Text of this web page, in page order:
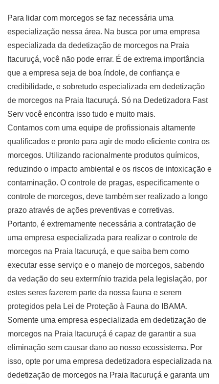
Para lidar com morcegos se faz necessária uma
especialização nessa área. Na busca por uma empresa
especializada da dedetização de morcegos na Praia
Itacuruçá, você não pode errar. É de extrema importância
que a empresa seja de boa índole, de confiança e
credibilidade, e sobretudo especializada em dedetização
de morcegos na Praia Itacuruçá. Só na Dedetizadora Fast
Serv você encontra isso tudo e muito mais.
Contamos com uma equipe de profissionais altamente
qualificados e pronto para agir de modo eficiente contra os
morcegos. Utilizando racionalmente produtos químicos,
reduzindo o impacto ambiental e os riscos de intoxicação e
contaminação. O controle de pragas, especificamente o
controle de morcegos, deve também ser realizado a longo
prazo através de ações preventivas e corretivas.
Portanto, é extremamente necessária a contratação de
uma empresa especializada para realizar o controle de
morcegos na Praia Itacuruçá, e que saiba bem como
executar esse serviço e o manejo de morcegos, sabendo
da vedação do seu extermínio trazida pela legislação, por
estes seres fazerem parte da nossa fauna e serem
protegidos pela Lei de Proteção à Fauna do IBAMA.
Somente uma empresa especializada em dedetização de
morcegos na Praia Itacuruçá é capaz de garantir a sua
eliminação sem causar dano ao nosso ecossistema. Por
isso, opte por uma empresa dedetizadora especializada na
dedetização de morcegos na Praia Itacuruçá e garanta um